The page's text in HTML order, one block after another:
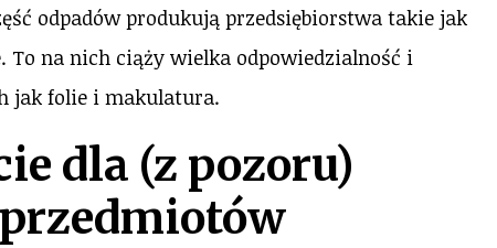
odpadów produkują przedsiębiorstwa takie jak
To na nich ciąży wielka odpowiedzialność i
jak folie i makulatura.
dla (z pozoru)